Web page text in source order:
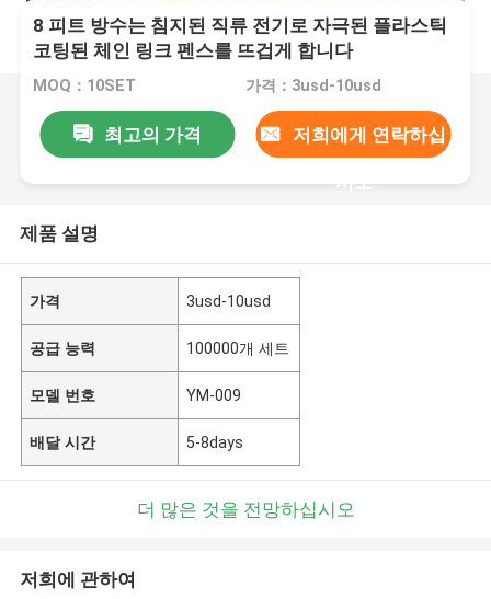
8 피트 방수는 침지된 직류 전기로 자극된 플라스틱
코팅된 체인 링크 펜스를 뜨겁게 합니다
MOQ：10SET 가격：3usd-10usd
최고의 가격 저희에게 연락하십
시오
제품 설명
가격 3usd-10usd
공급 능력 100000개 세트
모델 번호 YM-009
배달 시간 5-8days
더 많은 것을 전망하십시오
저희에 관하여